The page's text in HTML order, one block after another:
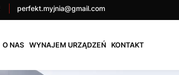
perfekt.myjnia@gmail.com
O NAS WYNAJEM URZĄDZEŃ KONTAKT